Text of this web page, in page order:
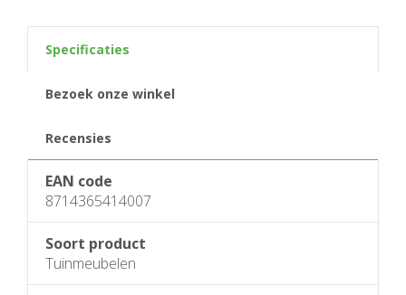
Specificaties
Bezoek onze winkel
Recensies
EAN code
8714365414007
Soort product
Tuinmeubelen